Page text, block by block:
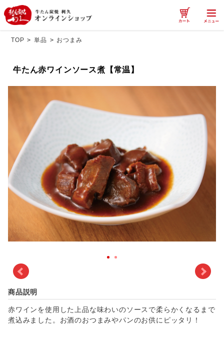
TOP > 単品 > おつまみ
牛たん赤ワインソース煮【常温】
商品説明
赤ワインを使用した上品な味わいのソースで柔らかくなるまで
煮込みました。お酒のおつまみやパンのお供にピッタリ！